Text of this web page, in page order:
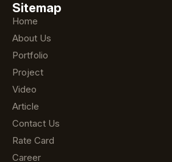
Sitemap
Home
About Us
Portfolio
Project
Video
Article
Contact Us
Rate Card
Career